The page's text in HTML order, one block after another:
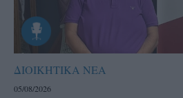
ΔΙΟΙΚΗΤΙΚΑ ΝΕΑ
05/08/2026